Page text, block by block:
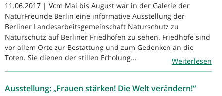
11.06.2017 | Vom Mai bis August war in der Galerie der
NaturFreunde Berlin eine informative Ausstellung der
Berliner Landesarbeitsgemeinschaft Naturschutz zu
Naturschutz auf Berliner Friedhöfen zu sehen. Friedhöfe sind
vor allem Orte zur Bestattung und zum Gedenken an die
Toten. Sie dienen der stillen Erholung...
Weiterlesen
Ausstellung: „Frauen stärken! Die Welt verändern!“